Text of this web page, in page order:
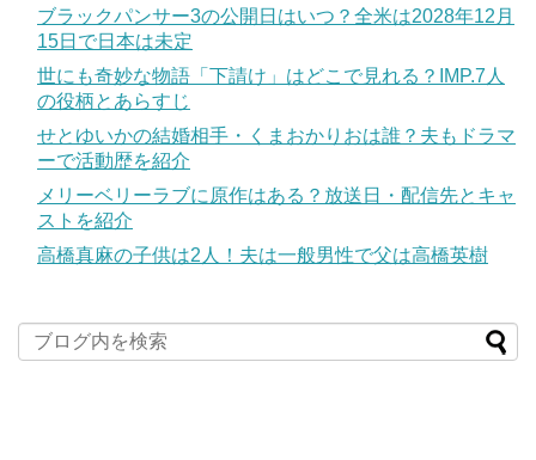
ブラックパンサー3の公開日はいつ？全米は2028年12月
15日で日本は未定
世にも奇妙な物語「下請け」はどこで見れる？IMP.7人
の役柄とあらすじ
せとゆいかの結婚相手・くまおかりおは誰？夫もドラマ
ーで活動歴を紹介
メリーベリーラブに原作はある？放送日・配信先とキャ
ストを紹介
高橋真麻の子供は2人！夫は一般男性で父は高橋英樹